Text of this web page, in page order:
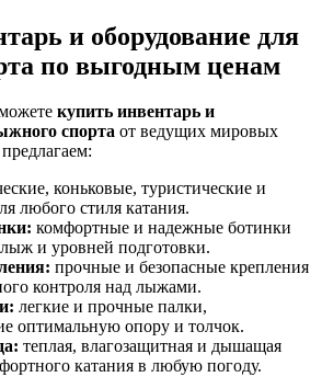
и оборудование для
по выгодным ценам
купить инвентарь и
спорта от ведущих мировых
коньковые, туристические и
любого стиля катания.
комфортные и надежные ботинки
и уровней подготовки.
прочные и безопасные крепления
контроля над лыжами.
легкие и прочные палки,
оптимальную опору и толчок.
теплая, влагозащитная и дышащая
катания в любую погоду.